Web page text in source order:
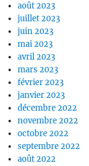
août 2023
juillet 2023
juin 2023
mai 2023
avril 2023
mars 2023
février 2023
janvier 2023
décembre 2022
novembre 2022
octobre 2022
septembre 2022
août 2022